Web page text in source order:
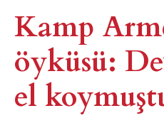
Kamp
öyküsü:
el